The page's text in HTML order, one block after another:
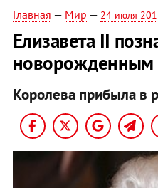
Главная — Мир — 24 июля
Елизавета II
новорожденным
Королева прибыла в